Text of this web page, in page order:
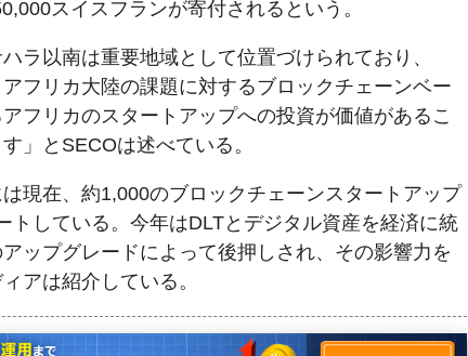
スイスフランが寄付されるという。
ラ以南は重要地域として位置づけられており、
フリカ大陸の課題に対するブロックチェーンベー
フリカのスタートアップへの投資が価値があるこ
」とSECOは述べている。
現在、約1,000のブロックチェーンスタートアップ
トしている。今年はDLTとデジタル資産を経済に統
ップグレードによって後押しされ、その影響力を
アは紹介している。